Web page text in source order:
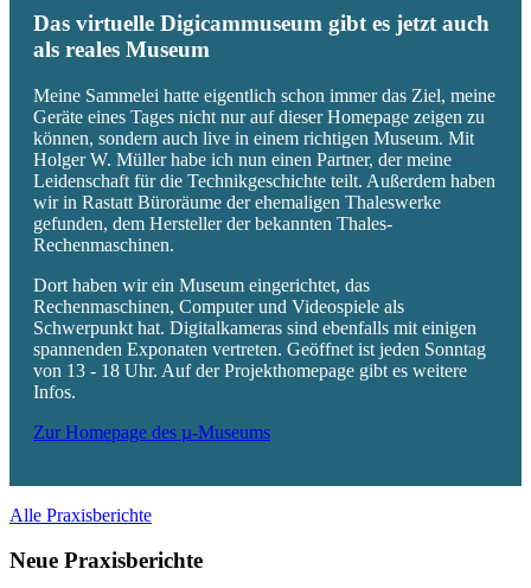
Das virtuelle Digicammuseum gibt es jetzt auch
als reales Museum
Meine Sammelei hatte eigentlich schon immer das Ziel, meine
Geräte eines Tages nicht nur auf dieser Homepage zeigen zu
können, sondern auch live in einem richtigen Museum. Mit
Holger W. Müller habe ich nun einen Partner, der meine
Leidenschaft für die Technikgeschichte teilt. Außerdem haben
wir in Rastatt Büroräume der ehemaligen Thaleswerke
gefunden, dem Hersteller der bekannten Thales-
Rechenmaschinen.
Dort haben wir ein Museum eingerichtet, das
Rechenmaschinen, Computer und Videospiele als
Schwerpunkt hat. Digitalkameras sind ebenfalls mit einigen
spannenden Exponaten vertreten. Geöffnet ist jeden Sonntag
von 13 - 18 Uhr. Auf der Projekthomepage gibt es weitere
Infos.
Zur Homepage des µ-Museums
Alle Praxisberichte
Neue Praxisberichte